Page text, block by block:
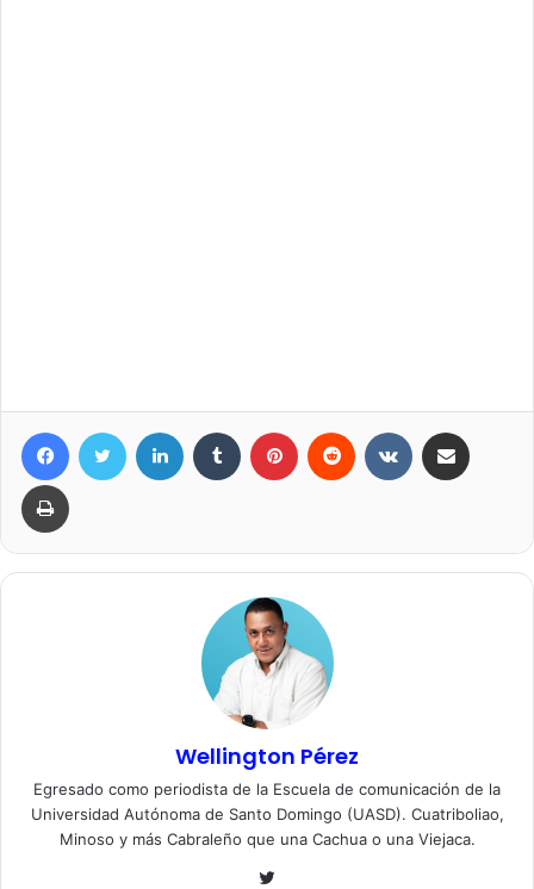
FacebookTwitter LinkedIn Tumblr Pinterest Reddit VKontakte
Imprimir
Wellington Pérez
Egresado como periodista de la Escuela de comunicación de la
Universidad Autónoma de Santo Domingo (UASD). Cuatriboliao,
Minoso y más Cabraleño que una Cachua o una Viejaca.
Twitter